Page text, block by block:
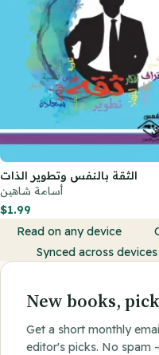
الثقة بالنفس وتطوير الذات
أسامة شاهين
$1.99
Read on any device
Synced across devices
New books,
Get a short monthly
editor's picks. No spam